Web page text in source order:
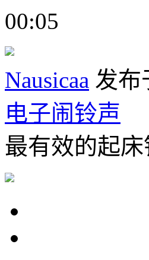
00:05
Nausicaa 发布
电子闹铃声
最有效的起